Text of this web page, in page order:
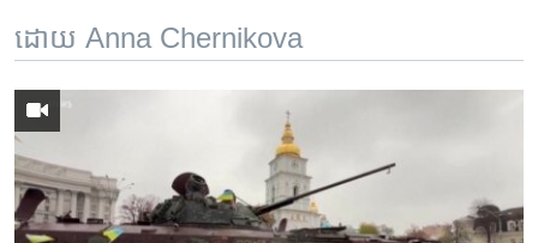
រំលង​
និង​
ចូល​
ទំព័រ​
រចនា
សម្ព័ន្ធ​
រំលង​
ទូរទស្សន៍ / វីដេអូ​
វិទ្យុ / ផតខាសថ៍
កម្មវិធីទាំងអស់
Khmer English
ដោយ Anna Chernikova